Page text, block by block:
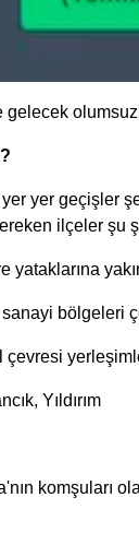
yer yer geçişler
ilçeler şu
yataklarına
bölgeleri
çevresi
Yıldırım
komşuları